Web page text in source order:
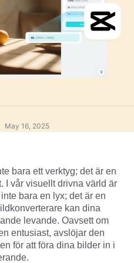
May 16, 2025
bara ett verktyg; det är en
I vår visuellt drivna värld är
bara en lyx; det är en
kan dina
levande. Oavsett om
entusiast, avslöjar den
för att föra dina bilder in i